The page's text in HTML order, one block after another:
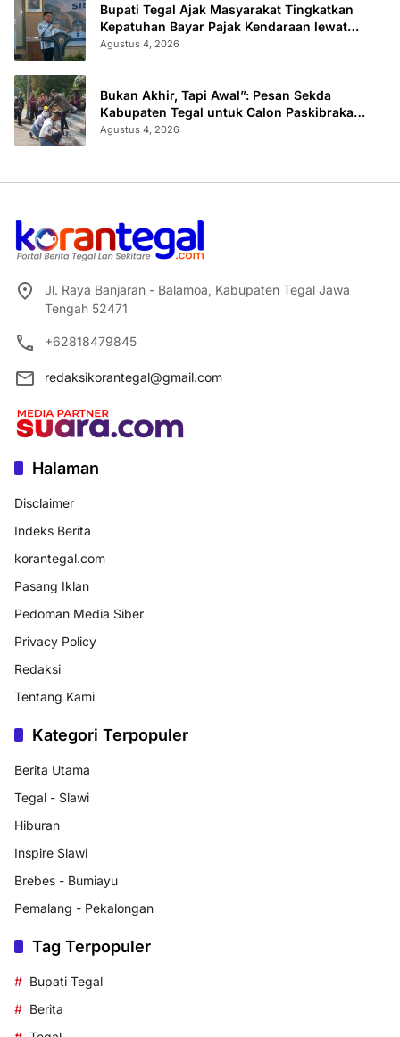
Bupati Tegal Ajak Masyarakat Tingkatkan
Kepatuhan Bayar Pajak Kendaraan lewat
“TULUS NGOPENI”
Agustus 4, 2026
Bukan Akhir, Tapi Awal”: Pesan Sekda
Kabupaten Tegal untuk Calon Paskibraka
2026
Agustus 4, 2026
Jl. Raya Banjaran - Balamoa, Kabupaten Tegal Jawa
Tengah 52471
+62818479845
redaksikorantegal@gmail.com
Halaman
Disclaimer
Indeks Berita
korantegal.com
Pasang Iklan
Pedoman Media Siber
Privacy Policy
Redaksi
Tentang Kami
Kategori Terpopuler
Berita Utama
Tegal - Slawi
Hiburan
Inspire Slawi
Brebes - Bumiayu
Pemalang - Pekalongan
Tag Terpopuler
Bupati Tegal
Berita